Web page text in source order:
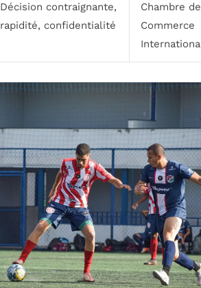
Décision contraignante,
rapidité, confidentialité
Chambre de
Commerce